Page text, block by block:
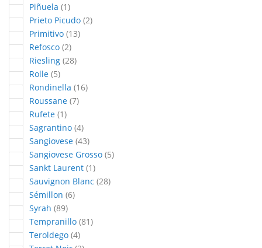
Piñuela 1article
Prieto Picudo 2articles
Primitivo 13articles
Refosco 2articles
Riesling 28articles
Rolle 5articles
Rondinella 16articles
Roussane 7articles
Rufete 1article
Sagrantino 4articles
Sangiovese 43articles
Sangiovese Grosso 5articles
Sankt Laurent 1article
Sauvignon Blanc 28articles
Sémillon 6articles
Syrah 89articles
Tempranillo 81articles
Teroldego 4articles